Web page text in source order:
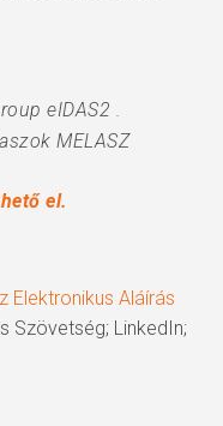
eIDAS2 .
MELASZ
el.
Elektronikus Aláírás
Szövetség; LinkedIn;